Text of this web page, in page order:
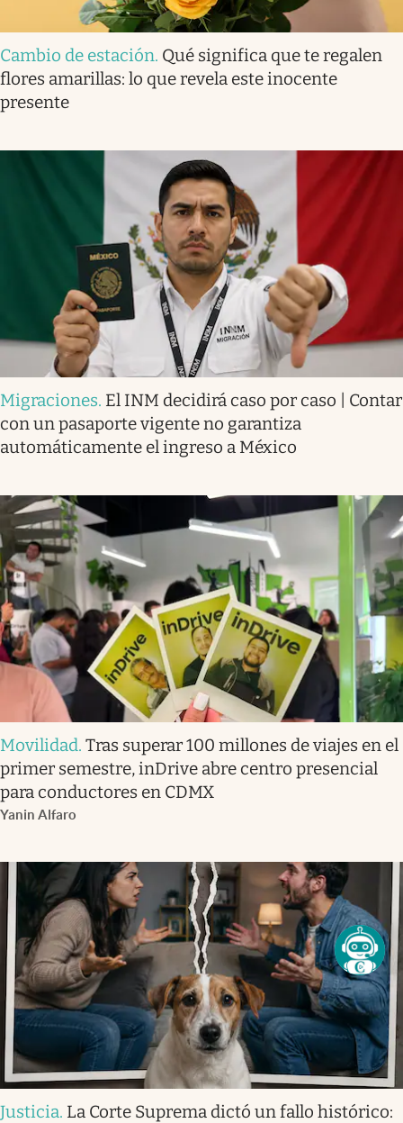
Cambio de estación. Qué significa que te regalen
flores amarillas: lo que revela este inocente
presente
Migraciones. El INM decidirá caso por caso | Contar
con un pasaporte vigente no garantiza
automáticamente el ingreso a México
Movilidad. Tras superar 100 millones de viajes en el
primer semestre, inDrive abre centro presencial
para conductores en CDMX
Yanin Alfaro
Justicia. La Corte Suprema dictó un fallo histórico: